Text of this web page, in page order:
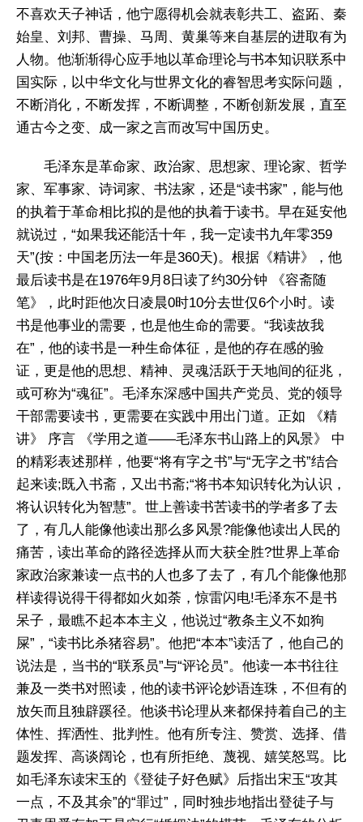
不喜欢天子神话，他宁愿得机会就表彰共工、盗跖、秦
始皇、刘邦、曹操、马周、黄巢等来自基层的进取有为
人物。他渐渐得心应手地以革命理论与书本知识联系中
国实际，以中华文化与世界文化的睿智思考实际问题，
不断消化，不断发挥，不断调整，不断创新发展，直至
通古今之变、成一家之言而改写中国历史。
毛泽东是革命家、政治家、思想家、理论家、哲学
家、军事家、诗词家、书法家，还是“读书家”，能与他
的执着于革命相比拟的是他的执着于读书。早在延安他
就说过，“如果我还能活十年，我一定读书九年零359
天”(按：中国老历法一年是360天)。根据《精讲》，他
最后读书是在1976年9月8日读了约30分钟 《容斋随
笔》，此时距他次日凌晨0时10分去世仅6个小时。读
书是他事业的需要，也是他生命的需要。“我读故我
在”，他的读书是一种生命体征，是他的存在感的验
证，更是他的思想、精神、灵魂活跃于天地间的征兆，
或可称为“魂征”。毛泽东深感中国共产党员、党的领导
干部需要读书，更需要在实践中用出门道。正如 《精
讲》 序言 《学用之道——毛泽东书山路上的风景》 中
的精彩表述那样，他要“将有字之书”与“无字之书”结合
起来读;既入书斋，又出书斋;“将书本知识转化为认识，
将认识转化为智慧”。世上善读书苦读书的学者多了去
了，有几人能像他读出那么多风景?能像他读出人民的
痛苦，读出革命的路径选择从而大获全胜?世界上革命
家政治家兼读一点书的人也多了去了，有几个能像他那
样读得说得干得都如火如荼，惊雷闪电!毛泽东不是书
呆子，最瞧不起本本主义，他说过“教条主义不如狗
屎”，“读书比杀猪容易”。他把“本本”读活了，他自己的
说法是，当书的“联系员”与“评论员”。他读一本书往往
兼及一类书对照读，他的读书评论妙语连珠，不但有的
放矢而且独辟蹊径。他谈书论理从来都保持着自己的主
体性、挥洒性、批判性。他有所专注、赞赏、选择、借
题发挥、高谈阔论，也有所拒绝、蔑视、嬉笑怒骂。比
如毛泽东读宋玉的《登徒子好色赋》后指出宋玉“攻其
一点，不及其余”的“罪过”，同时独步地指出登徒子与